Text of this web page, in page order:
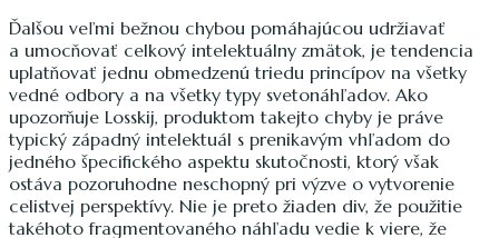
Ďalšou veľmi bežnou chybou pomáhajúcou udržiavať
a umocňovať celkový intelektuálny zmätok, je tendencia
uplatňovať jednu obmedzenú triedu princípov na všetky
vedné odbory a na všetky typy svetonáhľadov. Ako
upozorňuje Losskij, produktom takejto chyby je práve
typický západný intelektuál s prenikavým vhľadom do
jedného špecifického aspektu skutočnosti, ktorý však
ostáva pozoruhodne neschopný pri výzve o vytvorenie
celistvej perspektívy. Nie je preto žiaden div, že použitie
takéhoto fragmentovaného náhľadu vedie k viere, že